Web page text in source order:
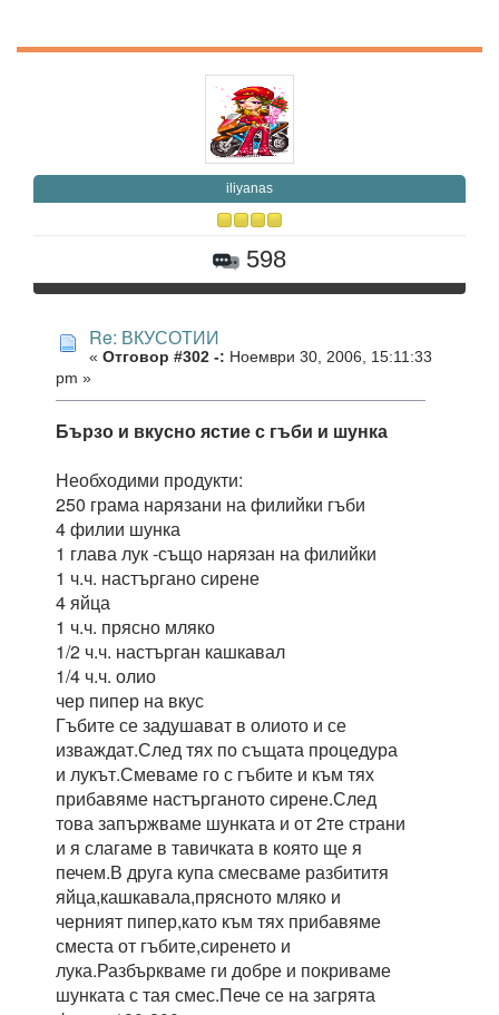
iliyanas
598
Re: ВКУСОТИИ
« Отговор #302 -: Ноември 30, 2006, 15:11:33
pm »
Бързо и вкусно ястие с гъби и шунка
Необходими продукти:
250 грама нарязани на филийки гъби
4 филии шунка
1 глава лук -също нарязан на филийки
1 ч.ч. настъргано сирене
4 яйца
1 ч.ч. прясно мляко
1/2 ч.ч. настърган кашкавал
1/4 ч.ч. олио
чер пипер на вкус
Гъбите се задушават в олиото и се
изваждат.След тях по същата процедура
и лукът.Смеваме го с гъбите и към тях
прибавяме настърганото сирене.След
това запържваме шунката и от 2те страни
и я слагаме в тавичката в която ще я
печем.В друга купа смесваме разбититя
яйца,кашкавала,прясното мляко и
черният пипер,като към тях прибавяме
сместа от гъбите,сиренето и
лука.Разбъркваме ги добре и покриваме
шунката с тая смес.Пече се на загрята